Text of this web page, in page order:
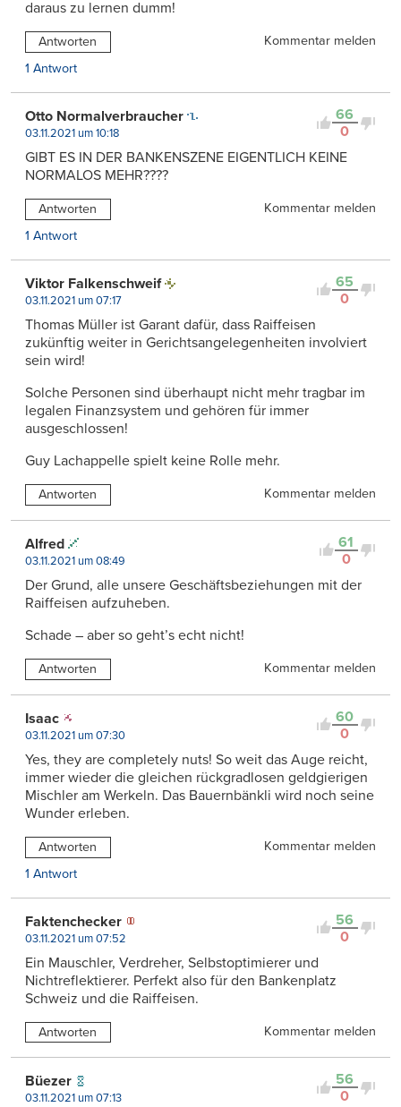
daraus zu lernen dumm!
Antworten
Kommentar melden
1 Antwort
66
0
Otto Normalverbraucher
03.11.2021 um 10:18
GIBT ES IN DER BANKENSZENE EIGENTLICH KEINE
NORMALOS MEHR????
Antworten
Kommentar melden
1 Antwort
65
0
Viktor Falkenschweif
03.11.2021 um 07:17
Thomas Müller ist Garant dafür, dass Raiffeisen
zukünftig weiter in Gerichtsangelegenheiten involviert
sein wird!
Solche Personen sind überhaupt nicht mehr tragbar im
legalen Finanzsystem und gehören für immer
ausgeschlossen!
Guy Lachappelle spielt keine Rolle mehr.
Antworten Kommentar melden
61
0
Alfred
03.11.2021 um 08:49
Der Grund, alle unsere Geschäftsbeziehungen mit der
Raiffeisen aufzuheben.
Schade – aber so geht’s echt nicht!
Antworten Kommentar melden
60
0
Isaac
03.11.2021 um 07:30
Yes, they are completely nuts! So weit das Auge reicht,
immer wieder die gleichen rückgradlosen geldgierigen
Mischler am Werkeln. Das Bauernbänkli wird noch seine
Wunder erleben.
Antworten
Kommentar melden
1 Antwort
56
0
Faktenchecker
03.11.2021 um 07:52
Ein Mauschler, Verdreher, Selbstoptimierer und
Nichtreflektierer. Perfekt also für den Bankenplatz
Schweiz und die Raiffeisen.
Antworten Kommentar melden
56
0
Büezer
03.11.2021 um 07:13